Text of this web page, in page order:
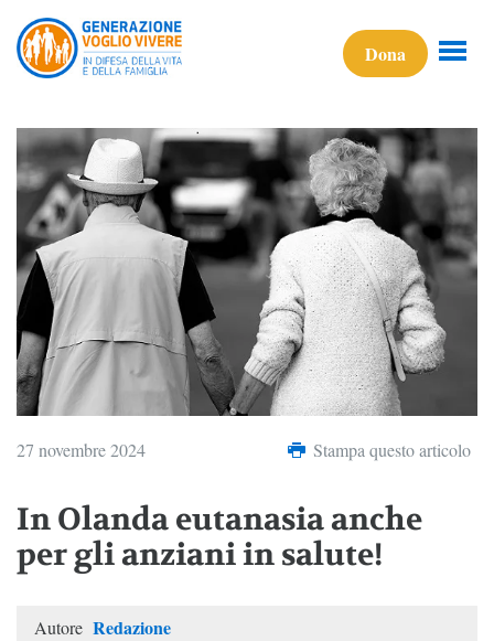
Dona
27 novembre 2024 Stampa questo articolo
In Olanda eutanasia anche
per gli anziani in salute!
Autore Redazione